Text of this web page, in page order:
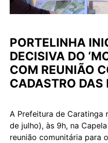
PORTELINHA
DECISIVA DO
COM REUNIÃO
CADASTRO DAS
A Prefeitura de Caratinga
de julho), às 9h, na
reunião comunitária para